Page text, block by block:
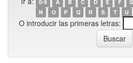
0-9 A B C D E F G
N
O P Q R S T U
O introducir las primeras letras: